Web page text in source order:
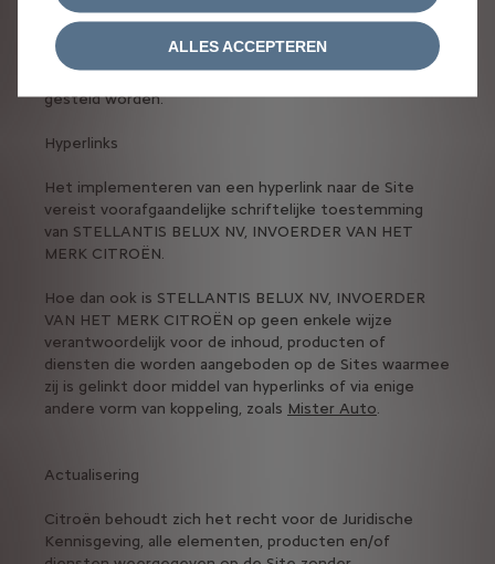
apparatuur beschermen tegen eender welke vorm van
aantasting door virussen en/of inbraakpogingen,
aangezien STELLANTIS BELUX NV, INVOERDER VAN
HET MERK CITROËN hiervoor niet aansprakelijk kan
gesteld worden.
Hyperlinks
Het implementeren van een hyperlink naar de Site
vereist voorafgaandelijke schriftelijke toestemming
van STELLANTIS BELUX NV, INVOERDER VAN HET
MERK CITROËN.
Hoe dan ook is STELLANTIS BELUX NV, INVOERDER
VAN HET MERK CITROËN op geen enkele wijze
verantwoordelijk voor de inhoud, producten of
diensten die worden aangeboden op de Sites waarmee
zij is gelinkt door middel van hyperlinks of via enige
andere vorm van koppeling, zoals Mister Auto.
Actualisering
Citroën behoudt zich het recht voor de Juridische
Kennisgeving, alle elementen, producten en/of
ALLES ACCEPTEREN